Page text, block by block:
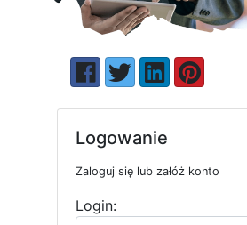
Logowanie
Zaloguj się lub załóż konto
Login: